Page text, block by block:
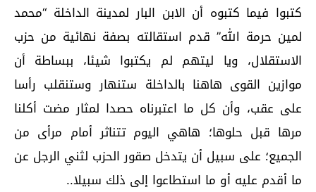
كتبوا فيما كتبوه أن الابن البار لمدينة الداخلة “محمد
لمين حرمة الله” قدم استقالته بصفة نهائية من حزب
الاستقلال، ويا ليتهم لم يكتبوا شيئا، ببساطة أن
موازين القوى هاهنا بالداخلة ستنهار وستنقلب رأسا
على عقب، وأن كل ما اعتبرناه حصدا لمثار مضت أكلنا
مرها قبل حلوها؛ هاهي اليوم تتناثر أمام مرأى من
الجميع؛ على سبيل أن يتدخل صقور الحزب لثني الرجل عن
ما أقدم عليه أو ما استطاعوا إلى ذلك سبيلا..